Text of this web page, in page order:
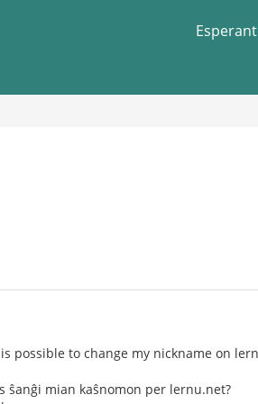
possible to change my nickname on
ŝanĝi mian kaŝnomon per lernu.net?